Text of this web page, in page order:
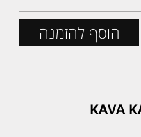
הוסף להזמנה